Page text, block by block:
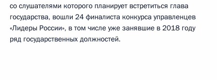
со слушателями которого планирует встретиться глава
государства, вошли 24 финалиста конкурса управленцев
«Лидеры России», в том числе уже занявшие в 2018 году
ряд государственных должностей.